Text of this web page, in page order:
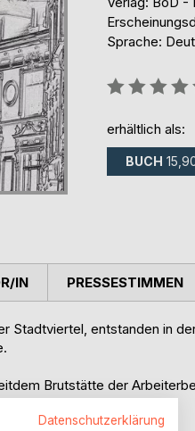
Sprache:
Bewertung::
erhältlich als:
BUCH
Stadtviertel, entstanden in
Brutstätte der
mitgemacht.
IN PRESSESTIMMEN
Datenschutzerklärung